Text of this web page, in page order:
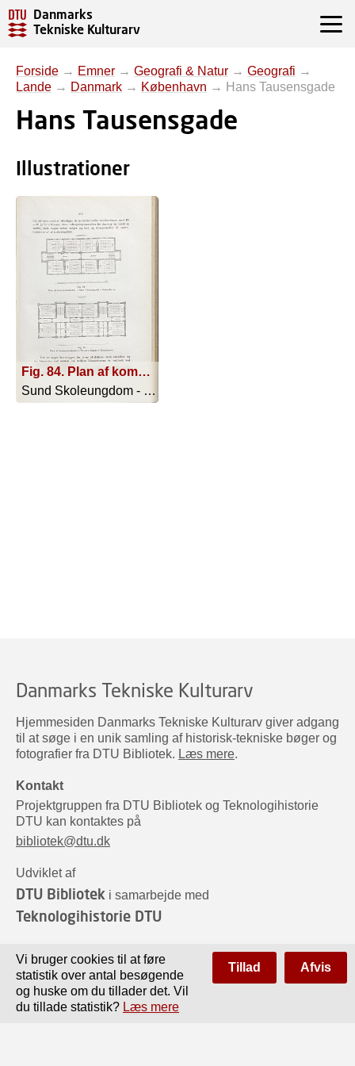
Danmarks
Tekniske Kulturarv
Forside → Emner → Geografi & Natur → Geografi →
Lande → Danmark → København → Hans Tausensgade
Hans Tausensgade
Illustrationer
Fig. 84. Plan af kommuneskolen i Hans Tausensgade i København.
Sund Skoleungdom - 1917
Danmarks Tekniske Kulturarv
Hjemmesiden Danmarks Tekniske Kulturarv giver adgang
til at søge i en unik samling af historisk-tekniske bøger og
fotografier fra DTU Bibliotek. Læs mere.
Kontakt
Projektgruppen fra DTU Bibliotek og Teknologihistorie
DTU kan kontaktes på
bibliotek@dtu.dk
Udviklet af
DTU Bibliotek i samarbejde med
Teknologihistorie DTU
Vi bruger cookies til at føre
statistik over antal besøgende
og huske om du tillader det. Vil
du tillade statistik? Læs mere
Tillad Afvis